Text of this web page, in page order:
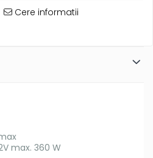
Cere informatii
max. 360 W